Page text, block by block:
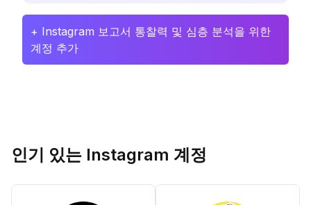
+ Instagram 보고서 통찰력 및 심층 분석을 위한
계정 추가
인기 있는 Instagram 계정